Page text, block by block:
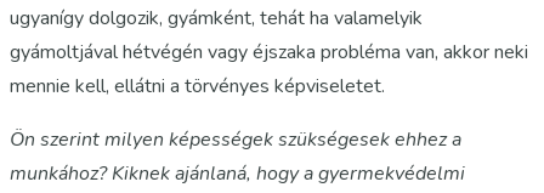
ugyanígy dolgozik, gyámként, tehát ha valamelyik
gyámoltjával hétvégén vagy éjszaka probléma van, akkor neki
mennie kell, ellátni a törvényes képviseletet.
Ön szerint milyen képességek szükségesek ehhez a
munkához? Kiknek ajánlaná, hogy a gyermekvédelmi